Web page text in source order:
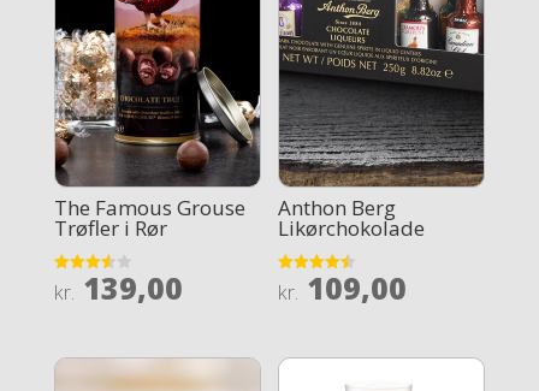
The Famous Grouse
Trøfler i Rør
Rated
3.6
kr. 139,00
Anthon Berg
Likørchokolade
Rated
4.5
kr. 109,00